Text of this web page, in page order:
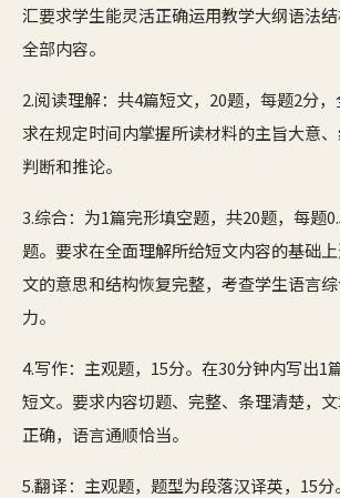
汇要求学生能灵活正确运用教学大纲语法
全部内容。
2.阅读理解：共4篇短文，20题，每题2分
求在规定时间内掌握所读材料的主旨大意
判断和推论。
3.综合：为1篇完形填空题，共20题，每题
题。要求在全面理解所给短文内容的基础
文的意思和结构恢复完整，考查学生语言
力。
4.写作：主观题，15分。在30分钟内写出1
短文。要求内容切题、完整、条理清楚，
正确，语言通顺恰当。
5.翻译：主观题，题型为段落汉译英，15